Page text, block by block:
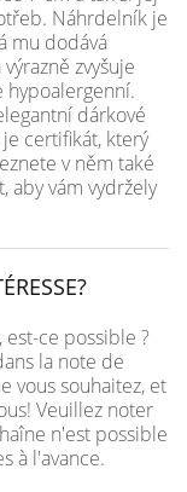
Náhrdelník je
mu dodává
zvyšuje
hypoalergenní.
dárkové
certifikát, který
v něm také
aby vám vydržely
, est-ce possible ?
la note de
vous souhaitez, et
Veuillez noter
n'est possible
à l'avance.